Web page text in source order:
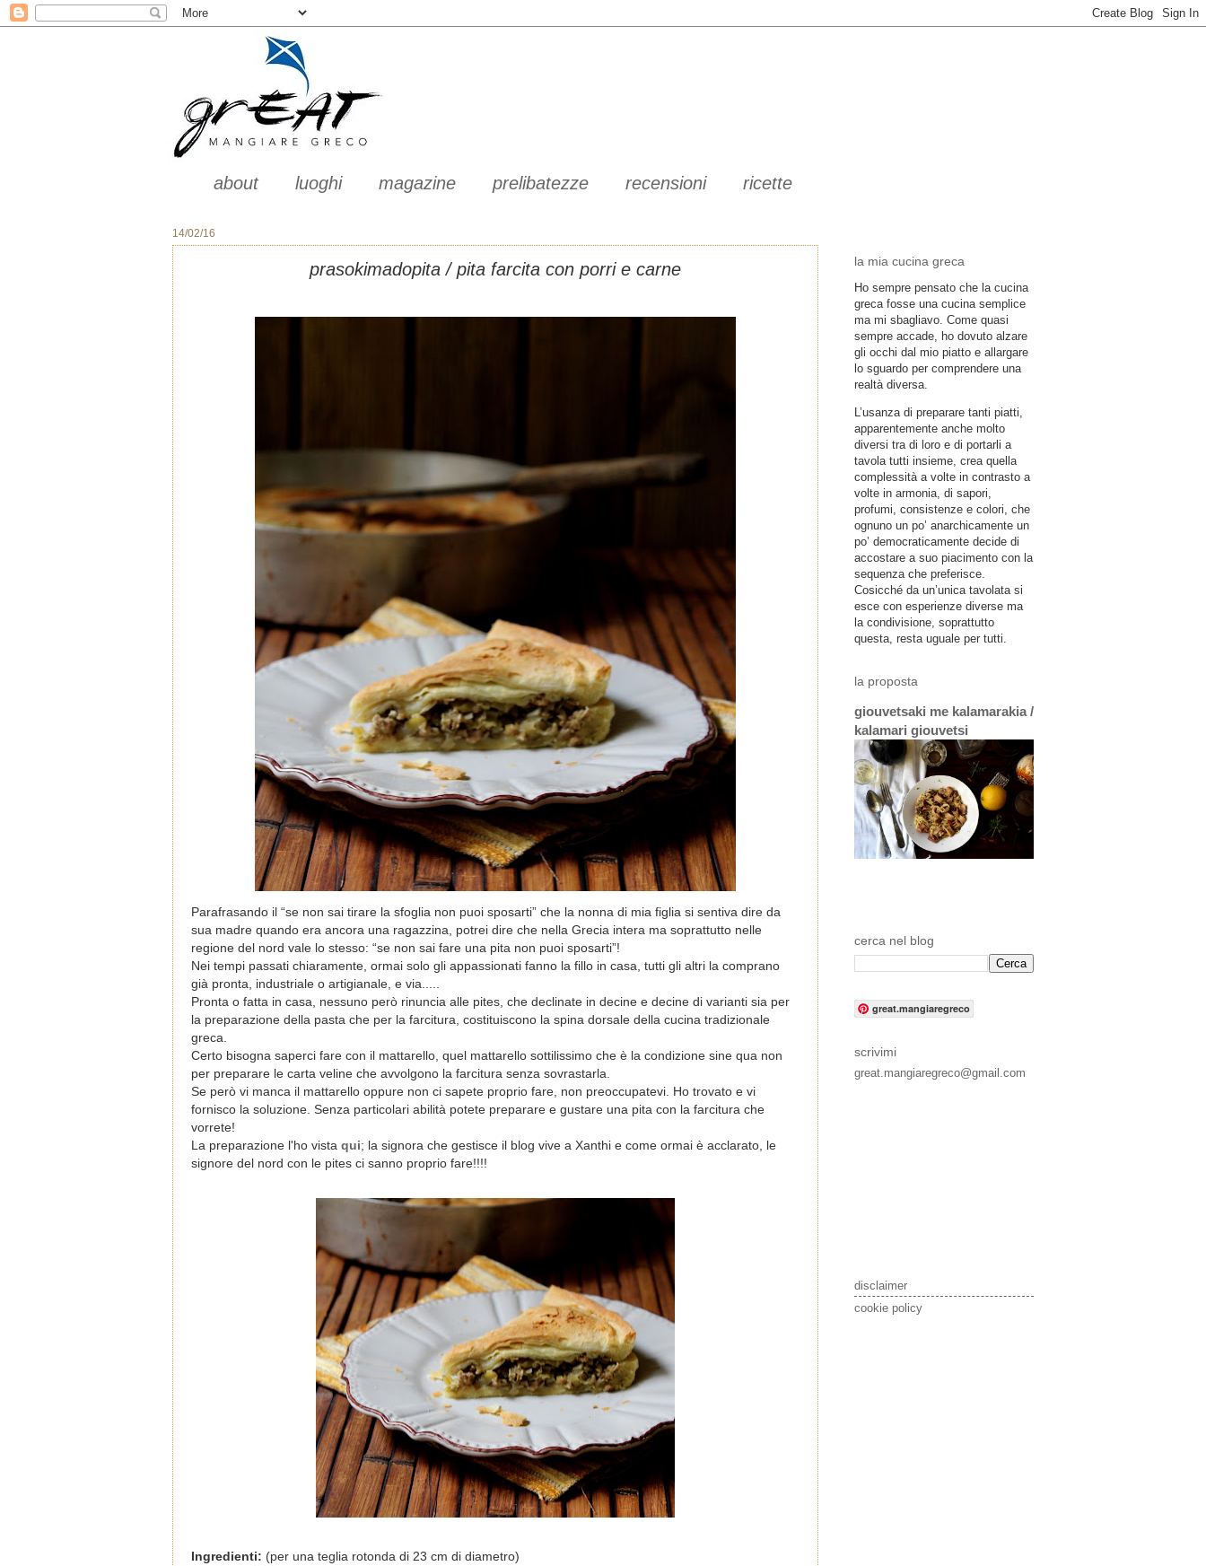
about luoghi magazine prelibatezze recensioni ricette
14/02/16
prasokimadopita / pita farcita con porri e carne
Parafrasando il “se non sai tirare la sfoglia non puoi sposarti” che la nonna di mia figlia si sentiva dire da
sua madre quando era ancora una ragazzina, potrei dire che nella Grecia intera ma soprattutto nelle
regione del nord vale lo stesso: “se non sai fare una pita non puoi sposarti”!
Nei tempi passati chiaramente, ormai solo gli appassionati fanno la fillo in casa, tutti gli altri la comprano
già pronta, industriale o artigianale, e via.....
Pronta o fatta in casa, nessuno però rinuncia alle pites, che declinate in decine e decine di varianti sia per
la preparazione della pasta che per la farcitura, costituiscono la spina dorsale della cucina tradizionale
greca.
Certo bisogna saperci fare con il mattarello, quel mattarello sottilissimo che è la condizione sine qua non
per preparare le carta veline che avvolgono la farcitura senza sovrastarla.
Se però vi manca il mattarello oppure non ci sapete proprio fare, non preoccupatevi. Ho trovato e vi
fornisco la soluzione. Senza particolari abilità potete preparare e gustare una pita con la farcitura che
vorrete!
La preparazione l'ho vista qui; la signora che gestisce il blog vive a Xanthi e come ormai è acclarato, le
signore del nord con le pites ci sanno proprio fare!!!!
Ingredienti: (per una teglia rotonda di 23 cm di diametro)
la mia cucina greca
Ho sempre pensato che la cucina
greca fosse una cucina semplice
ma mi sbagliavo. Come quasi
sempre accade, ho dovuto alzare
gli occhi dal mio piatto e allargare
lo sguardo per comprendere una
realtà diversa.
L’usanza di preparare tanti piatti,
apparentemente anche molto
diversi tra di loro e di portarli a
tavola tutti insieme, crea quella
complessità a volte in contrasto a
volte in armonia, di sapori,
profumi, consistenze e colori, che
ognuno un po’ anarchicamente un
po’ democraticamente decide di
accostare a suo piacimento con la
sequenza che preferisce.
Cosicché da un’unica tavolata si
esce con esperienze diverse ma
la condivisione, soprattutto
questa, resta uguale per tutti.
la proposta
giouvetsaki me kalamarakia /
kalamari giouvetsi
cerca nel blog
great.mangiaregreco
scrivimi
great.mangiaregreco@gmail.com
disclaimer
cookie policy